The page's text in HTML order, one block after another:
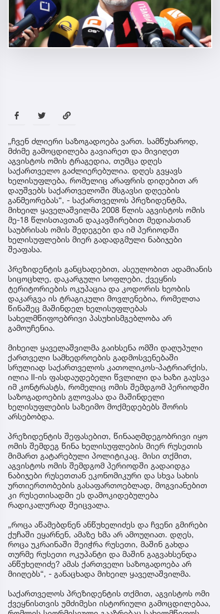
„ჩვენ ძლიერი საზოგადოება ვართ. სამწუხაროდ,
მძიმე გამოცდილება გავიარეთ და მივიღეთ
აგვისტოს ომის ტრაგედია, თუმცა დღეს
საქართველო გაძლიერებულია. დღეს გვყავს
ხელისუფლება, რომელიც არაფრის დიდებით არ
დაუშვებს საქართველოში მსგავსი დღეების
განმეორებას“, - საქართველოს პრეზიდენტმა,
მიხეილ ყაველაშვილმა 2008 წლის აგვისტოს ომის
მე-18 წლისთავთან დაკავშირებით მედიასთან
საუბრისას ომის შედეგები და იმ პერიოდში
ხელისუფლების მიერ გადადგმული ნაბიჯები
შეაფასა.
პრეზიდენტის განცხადებით, ასეულობით ადამიანის
სიცოცხლე, დაკარგული სოფლები, ქვეყნის
ტერიტორიების ოკუპაცია და კოდორის ხეობის
დაკარგვა ის ტრაგიკული მოვლენებია, რომელთა
წინაშეც მაშინდელ ხელისუფლებას
სახელმწიფოებრივი პასუხისმგებლობა არ
გამოუჩენია.
მიხეილ ყაველაშვილმა გაიხსენა ომში დაღუპული
ქართველი სამხედროების გადმოსვენებაში
სრულიად საქართველოს კათოლიკოს-პატრიარქის,
ილია II-ის ფასდაუდებელი წვლილი და ხაზი გაუსვა
იმ კონტრასტს, რომელიც ომის შემდგომ პერიოდში
საზოგადოების გლოვასა და მაშინდელი
ხელისუფლების საზეიმო მოქმედებებს შორის
არსებობდა.
პრეზიდენტის შეფასებით, წინააღმდეგობრივი იყო
ომის შემდეგ წინა ხელისუფლების მიერ რუსეთის
მიმართ გატარებული პოლიტიკაც. მისი თქმით,
აგვისტოს ომის შემდგომ პერიოდში გადაიდგა
ნაბიჯები რუსეთთან ეკონომიკური და სხვა სახის
ურთიერთობების გასაფართოებლად, მოგვიანებით
კი რუსეთისადმი ეს დამოკიდებულება
რადიკალურად შეიცვალა.
„როცა აწამებდნენ ანწუხელიძეს და ჩვენი გმირები
ქუჩაში ეყარნენ, ამაზე ხმა არ ამოუღიათ. დღეს,
როცა უკრაინაში შეიჭრა რუსეთი, მაშინ გახდა
თურმე რუსეთი ოკუპანტი და მაშინ გაგვახსენდა
ანწუხელიძე? ამას ქართველი საზოგადოება არ
მიიღებს“, - განაცხადა მიხეილ ყაველაშვილმა.
საქართველოს პრეზიდენტის თქმით, აგვისტოს ომი
ქვეყნისთვის უმძიმესი ისტორიული გამოცდილებაა,